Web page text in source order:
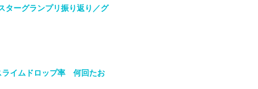
ターグランプリ振り返り／グ
ライムドロップ率 何回たお